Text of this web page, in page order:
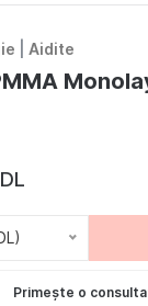
Aidite
Primește o